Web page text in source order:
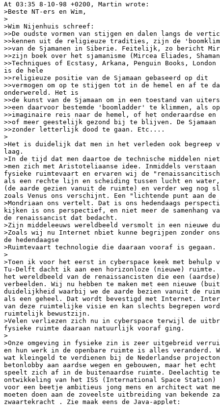
At 03:35 8-10-98 +0200, Martin wrote:
>Beste NT-ers en Wim,
>
>Wim Nijenhuis schreef:
>>De oudste vormen van stijgen en dalen langs de
>>kennen uit de religieuze tradities, zijn de
>>van de Sjamanen in Siberie. Feitelijk, zo bericht
>>zijn boek over het sjamanisme (Mircea Eliades,
>>Techniques of Ecstasy, Arkana, Penguin Books,
is de hele
>>religieuze positie van de Sjamaan gebaseerd op dit
>>vermogen om op te stijgen tot in de hemel en af te
onderwereld. Het is
>>de kunst van de Sjamaan om in een toestand van
>>een daarvoor bestemde 'boomladder' te klimmen, als
>>imaginaire reis naar de hemel, of het onderaardse
>>of meer geestelijk gezond bij te blijven. De Sjamaan
>>zonder letterlijk dood te gaan. Etc....
>
>Het is duidelijk dat men in het verleden ook begreep
laag.
>In de tijd dat men daartoe de technische middelen
>men zich met Aristoteliaanse idee. Inmiddels verstaan
fysieke ruimtevaart en ervaren wij de
als een rechte lijn en scheiding tussen lucht en
(de aarde gezien vanuit de ruimte) en verder weg nog
zoals Venus ons verschijnt. Een "lichtende punt aan
>Mondriaan ons vertelt. Dat is ons hedendaags
kijken is ons perspectief, en niet meer de samenhang
de renaissancist dat bedacht.
>Zijn middeleeuws wereldbeeld versmolt in een nieuwe
>Zoals wij nu Internet nbiet kunne begrijpen zonder
de hedendaagse
>Ruimtevaart technologie die daaraan vooraf is gegaan.
>
>Toen ik voor het eerst in cyberspace keek met behulp
Tu-Delft dacht ik aan een horizonloze (nieuwe) ruimte.
het wereldbeeld van de renaissancisten die een
verbeelden. Wij nu hebben te maken met een nieuwe
duidelijkheid waarbij we de aarde bezien vanuit de
als een geheel. Dat wordt bevestigd met Internet.
van deze ruimtelijke visie en kan slechts begrepen
ruimtelijk bewustzijn.
>Velen verliezen zich nu in cyberspace terwijl de
fysieke ruimte daaraan natuurlijk vooraf ging.
>
>Onze omgeving in fysieke zin is zeer uitgebreid
en hun werk in de openbare ruimte is alles veranderd.
wat kleingeld te verdienen bij de Nederlandse
betonlobby aan aardse wegen en gebouwen, maar het
speelt zich af in de buitenaardse ruimte. Deelachtig
ontwikkeling van het ISS (International Space
voor een beetje ambitieus jong mens en architect wat
moeten doen aan de zoveelste uitbreiding van bekende